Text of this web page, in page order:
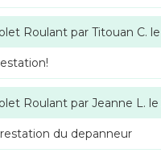
Roulant par Titouan C. le
Roulant par Jeanne L. le
du depanneur